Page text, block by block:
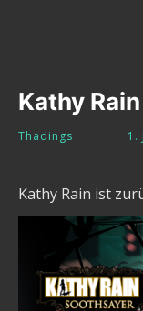
Kathy
Thadings 1.
Kathy Rain ist